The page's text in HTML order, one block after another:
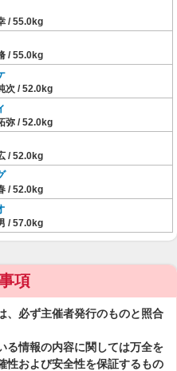
/ 55.0kg
/ 55.0kg
次 / 52.0kg
弥 / 52.0kg
/ 52.0kg
/ 52.0kg
/ 57.0kg
項
、必ず主催者発行のものと照合
る情報の内容に関しては万全を
性および安全性を保証するもの